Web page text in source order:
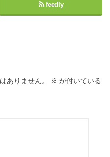
feedly
ありません。 ※ が付いている